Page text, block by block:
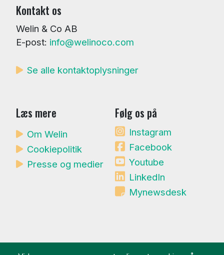
Kontakt os
Welin & Co AB
E-post: info@welinoco.com
Se alle kontaktoplysninger
Læs mere
Om Welin
Cookiepolitik
Presse og medier
Følg os på
Instagram
Facebook
Youtube
LinkedIn
Mynewsdesk